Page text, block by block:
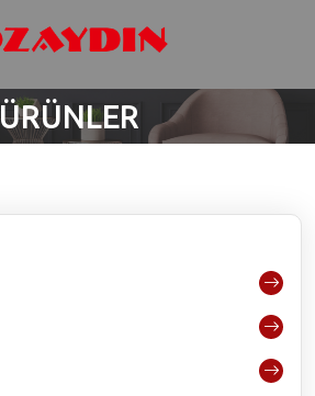
ÜRÜNLER